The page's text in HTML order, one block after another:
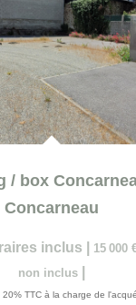
/ box
Concarneau
inclus 15 000
non inclus
20% TTC à la charge de